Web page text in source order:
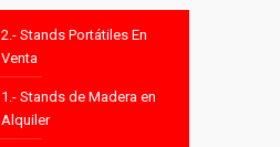
2.- Stands Portátiles En
Venta
1.- Stands de Madera en
Alquiler